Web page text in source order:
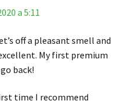
a 5:11
off a pleasant smell and
My first premium
back!
time I recommend